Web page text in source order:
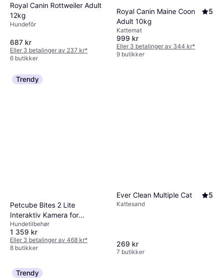
Royal Canin Rottweiler Adult
12kg
Hundefôr
687 kr
Eller 3 betalinger av 237 kr*
6 butikker
Royal Canin Maine Coon
Adult 10kg
5
Kattemat
999 kr
Eller 3 betalinger av 344 kr*
9 butikker
Trendy
Petcube Bites 2 Lite
Interaktiv Kamera for
Kjøledyr med
Godteridispenser
Hundetilbehør
1 359 kr
Eller 3 betalinger av 468 kr*
8 butikker
Ever Clean Multiple Cat 5
Kattesand
269 kr
7 butikker
Trendy